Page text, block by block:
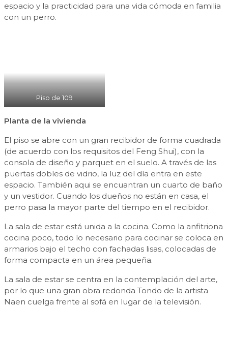
espacio y la practicidad para una vida cómoda en familia
con un perro.
Piso de 109
Planta de la vivienda
El piso se abre con un gran recibidor de forma cuadrada
(de acuerdo con los requisitos del Feng Shui), con la
consola de diseño y parquet en el suelo. A través de las
puertas dobles de vidrio, la luz del día entra en este
espacio. También aqui se encuantran un cuarto de baño
y un vestidor. Cuando los dueños no están en casa, el
perro pasa la mayor parte del tiempo en el recibidor.
La sala de estar está unida a la cocina. Como la anfitriona
cocina poco, todo lo necesario para cocinar se coloca en
armarios bajo el techo con fachadas lisas, colocadas de
forma compacta en un área pequeña.
La sala de estar se centra en la contemplación del arte,
por lo que una gran obra redonda Tondo de la artista
Naen cuelga frente al sofá en lugar de la televisión.